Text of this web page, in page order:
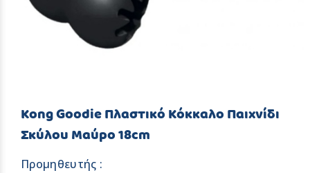
Kong Goodie Πλαστικό Κόκκαλο Παιχνίδι
Σκύλου Μαύρο 18cm
Προμηθευτής :